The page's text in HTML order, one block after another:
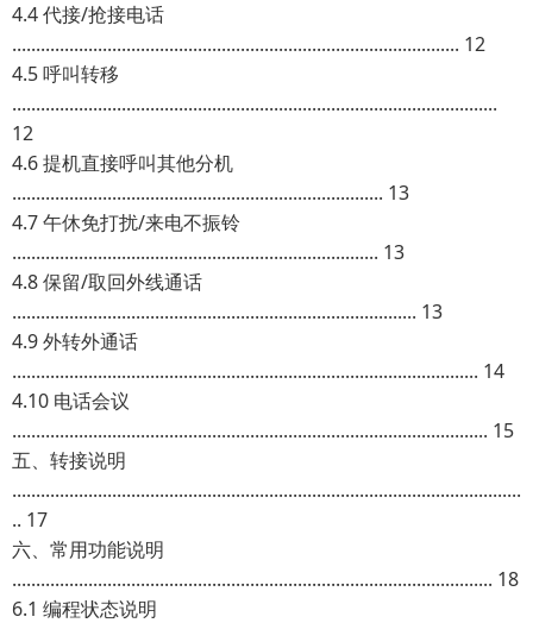
4.4 代接/抢接电话
.............................................................................................. 12
4.5 呼叫转移
......................................................................................................
12
4.6 提机直接呼叫其他分机
.............................................................................. 13
4.7 午休免打扰/来电不振铃
............................................................................. 13
4.8 保留/取回外线通话
..................................................................................... 13
4.9 外转外通话
.................................................................................................. 14
4.10 电话会议
.................................................................................................... 15
五、转接说明
...........................................................................................................
.. 17
六、常用功能说明
..................................................................................................... 18
6.1 编程状态说明